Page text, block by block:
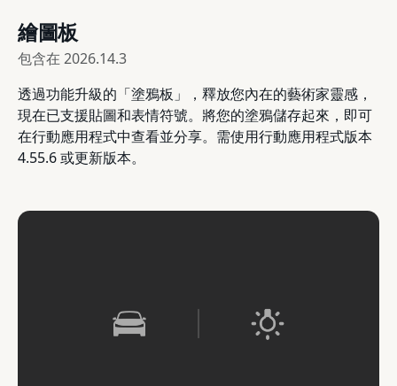
繪圖板
包含在 2026.14.3
透過功能升級的「塗鴉板」，釋放您內在的藝術家靈感，
現在已支援貼圖和表情符號。將您的塗鴉儲存起來，即可
在行動應用程式中查看並分享。需使用行動應用程式版本
4.55.6 或更新版本。